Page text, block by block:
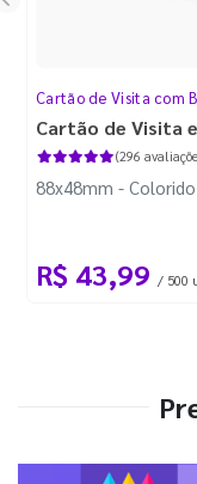
Cartão de Visita com
Cartão de Visita
(296
88x48mm -
R$ 43,99 / 500